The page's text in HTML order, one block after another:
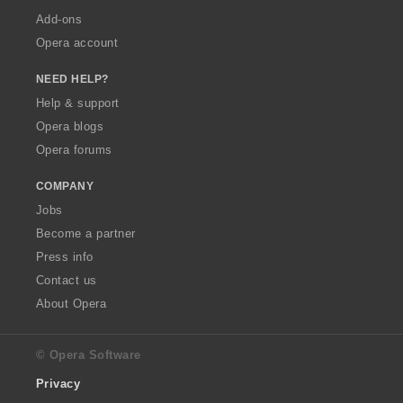
Add-ons
Opera account
NEED HELP?
Help & support
Opera blogs
Opera forums
COMPANY
Jobs
Become a partner
Press info
Contact us
About Opera
© Opera Software
Privacy